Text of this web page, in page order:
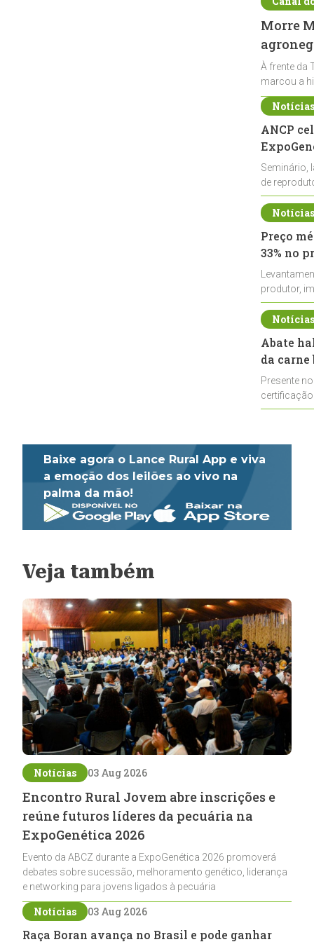
Morre
À frente da
marcou a
ANCP
Seminário,
de
durante a
Preço
33% no
produtor,
de leite cru
Abate
da
Presente
Baixe agora o Lance Rural App e viva
a emoção dos leilões ao vivo na
palma da mão!
Veja também
Notícias 03 Aug 2026
Encontro Rural Jovem abre inscrições e
reúne futuros líderes da pecuária na
ExpoGenética 2026
Evento da ABCZ durante a ExpoGenética 2026 promoverá
debates sobre sucessão, melhoramento genético, liderança
e networking para jovens ligados à pecuária
Notícias 03 Aug 2026
Raça Boran avança no Brasil e pode ganhar